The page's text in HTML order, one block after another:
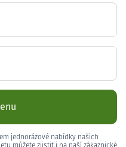
jednorázové nabídky našich
můžete zjistit i na naší zákaznické